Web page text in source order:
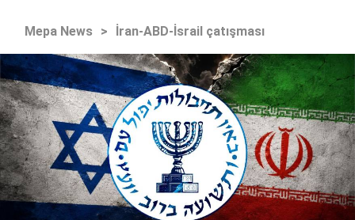
Mepa News > İran-ABD-İsrail çatışması